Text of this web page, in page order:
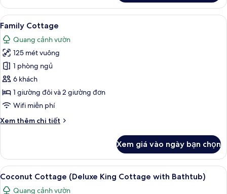
Sainai
Cottage
Xem
tất
cả
ảnh
Family
Cottage
Family Cottage | Chăn bông,
50
Family Cottage
Quang cảnh vườn
125 mét vuông
1 phòng ngủ
6 khách
1 giường đôi và 2 giường đơn
Wifi miễn phí
Xem thêm chi tiết
Chi
Family
Cottage
Xem giá vào ngày bạn chọn
Xem
tất
Coconut Cottage (Deluxe King
38
Coconut Cottage (Deluxe King Cottage with Bathtub)
Quang cảnh vườn